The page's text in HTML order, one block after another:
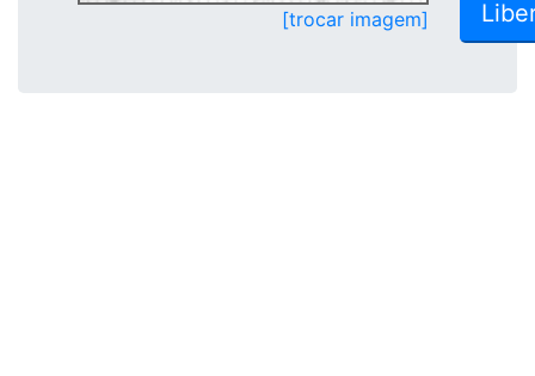
[trocar imagem]